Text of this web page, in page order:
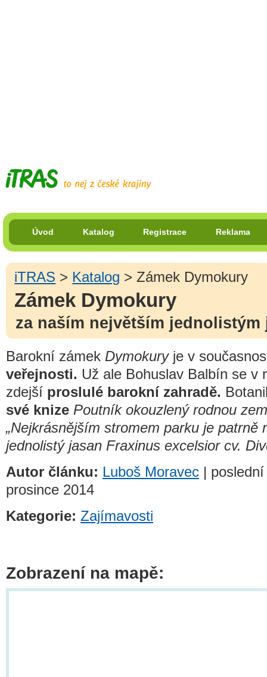
Úvod Katalog Registrace Reklama
iTRAS > Katalog > Zámek Dymokury
Zámek Dymokury
za naším největším jednolistým
Barokní zámek Dymokuryje v
veřejnosti. Už ale Bohuslav Balbín se v
zdejší proslulé barokní zahradě.
své knize Poutník okouzlený rodnou
„Nejkrásnějším stromem parku je patrně
jednolistý jasan Fraxinus excelsior cv.
Autor článku: Luboš Moravec |
prosince 2014
Kategorie: Zajímavosti
Zobrazení na mapě: